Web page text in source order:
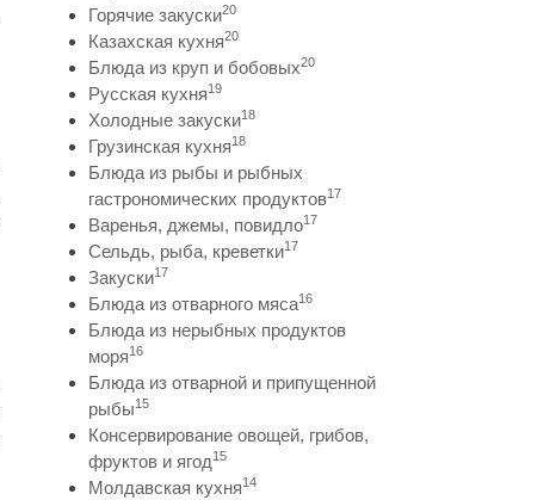
Горячие закуски20
Казахская кухня20
Блюда из круп и бобовых20
Русская кухня19
Холодные закуски18
Грузинская кухня18
Блюда из рыбы и рыбных
гастрономических продуктов17
Варенья, джемы, повидло17
Сельдь, рыба, креветки17
Закуски17
Блюда из отварного мяса16
Блюда из нерыбных продуктов
моря16
Блюда из отварной и припущенной
рыбы15
Консервирование овощей, грибов,
фруктов и ягод15
Молдавская кухня14